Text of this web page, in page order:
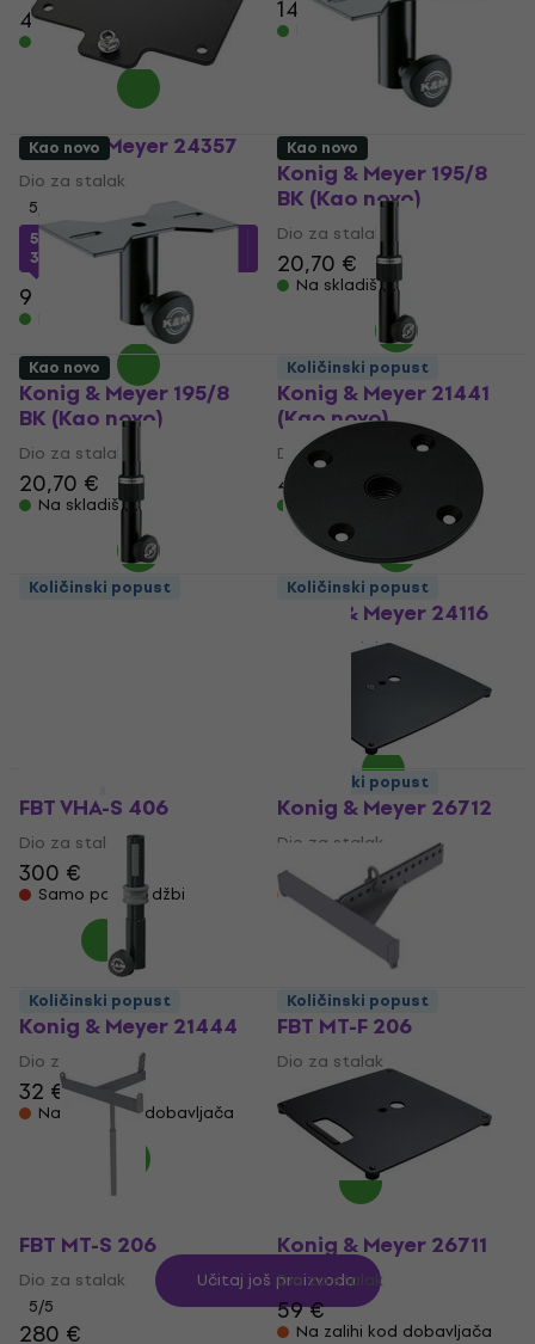
426,30 €
Na skladištu
14,70 €
Konig & Meyer 24357
Dio za stalak
5
5,83 €s kodomMUZMUZ-
35
9 €
Na skladištu
Konig & Meyer 195/8
BK (Kao novo)
Dio za stalak
20,70 €
Na skladištu
Kao novo
Konig & Meyer 195/8
BK (Kao novo)
Dio za stalak
20,70 €
Na skladištu
Kao novo
Konig & Meyer 21441
(Kao novo)
Dio za stalak
44,40 € 45,54 €
Na skladištu
Kao novo Količinski popust
Konig & Meyer 24116
Dio za stalak
Količinski popust
FBT VHA-S 406
Dio za stalak
300 €
Samo po narudžbi
Količinski popust
Konig & Meyer 26712
Dio za stalak
72,80 €
Na putu
Konig & Meyer 21444
Dio za stalak
32 €35 €
Na zalihi kod dobavljača
Količinski popust
FBT MT-F 206
Dio za stalak
/5
373 €
Samo po narudžbi
Količinski popust
FBT MT-S 206
Dio za stalak
5/5
280 €
Količinski popust
Konig & Meyer 26711
Dio za stalak
59 €
Na zalihi kod dobavljača
Učitaj još proizvoda